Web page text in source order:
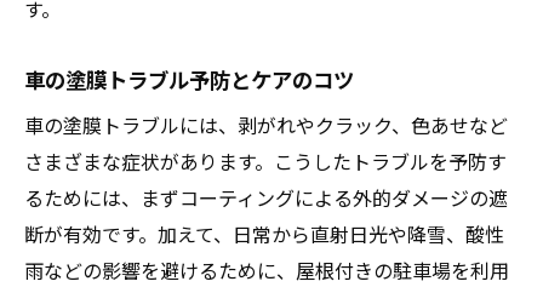
す。
車の塗膜トラブル予防とケアのコツ
車の塗膜トラブルには、剥がれやクラック、色あせなど
さまざまな症状があります。こうしたトラブルを予防す
るためには、まずコーティングによる外的ダメージの遮
断が有効です。加えて、日常から直射日光や降雪、酸性
雨などの影響を避けるために、屋根付きの駐車場を利用